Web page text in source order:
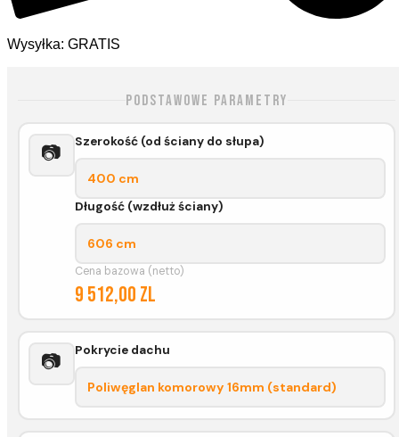
Wysyłka: GRATIS
Podstawowe parametry
📷 Szerokość (od ściany do słupa)
400 cm
Długość (wzdłuż ściany)
606 cm
Cena bazowa (netto)
9 512,00 zl
📷 Pokrycie dachu
Poliwęglan komorowy 16mm (standard)